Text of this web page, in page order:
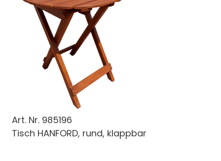
Art. Nr. 985196
Tisch HANFORD, rund, klappbar